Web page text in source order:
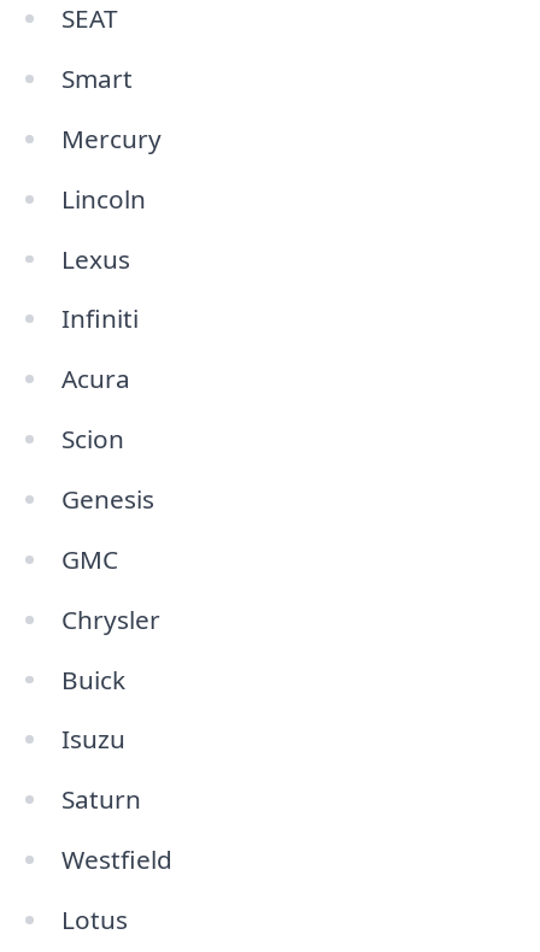
SEAT
Smart
Mercury
Lincoln
Lexus
Infiniti
Acura
Scion
Genesis
GMC
Chrysler
Buick
Isuzu
Saturn
Westfield
Lotus